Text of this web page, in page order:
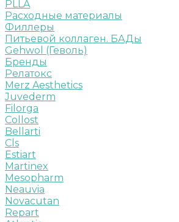
PLLA
Расходные материалы
Филлеры
Питьевой коллаген. БАДы
Gehwol (Геволь)
Бренды
Релатокс
Merz Aesthetics
Juvederm
Filorga
Collost
Bellarti
Cls
Estiart
Martinex
Mesopharm
Neauvia
Novacutan
Repart